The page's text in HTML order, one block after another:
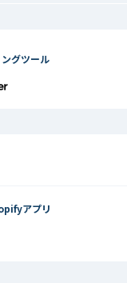
グツール
アプリ